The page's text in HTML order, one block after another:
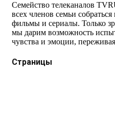
Семейство телеканалов
всех членов семьи
фильмы и сериалы. Только
мы дарим возможность
чувства и эмоции,
Страницы